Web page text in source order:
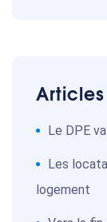
Le DPE
Les
logement